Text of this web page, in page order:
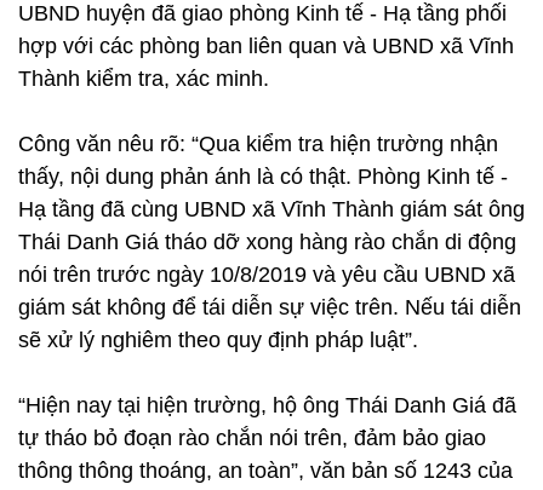
UBND huyện đã giao phòng Kinh tế - Hạ tầng phối
hợp với các phòng ban liên quan và UBND xã Vĩnh
Thành kiểm tra, xác minh.
Công văn nêu rõ: “Qua kiểm tra hiện trường nhận
thấy, nội dung phản ánh là có thật. Phòng Kinh tế -
Hạ tầng đã cùng UBND xã Vĩnh Thành giám sát ông
Thái Danh Giá tháo dỡ xong hàng rào chắn di động
nói trên trước ngày 10/8/2019 và yêu cầu UBND xã
giám sát không để tái diễn sự việc trên. Nếu tái diễn
sẽ xử lý nghiêm theo quy định pháp luật”.
“Hiện nay tại hiện trường, hộ ông Thái Danh Giá đã
tự tháo bỏ đoạn rào chắn nói trên, đảm bảo giao
thông thông thoáng, an toàn”, văn bản số 1243 của